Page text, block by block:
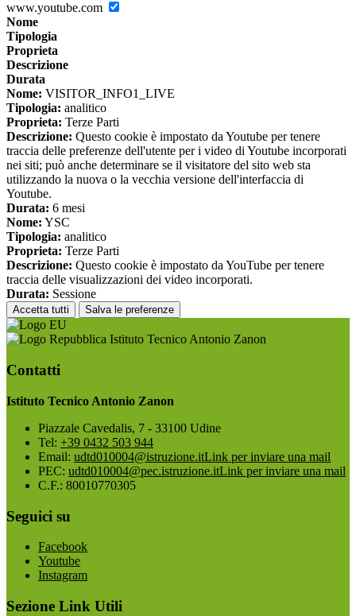
www.youtube.com
Nome
Tipologia
Proprieta
Descrizione
Durata
Nome: VISITOR_INFO1_LIVE
Tipologia: analitico
Proprieta: Terze Parti
Descrizione: Questo cookie è impostato da Youtube per tenere
traccia delle preferenze dell'utente per i video di Youtube incorporati
nei siti; può anche determinare se il visitatore del sito web sta
utilizzando la nuova o la vecchia versione dell'interfaccia di
Youtube.
Durata: 6 mesi
Nome: YSC
Tipologia: analitico
Proprieta: Terze Parti
Descrizione: Questo cookie è impostato da YouTube per tenere
traccia delle visualizzazioni dei video incorporati.
Durata: Sessione
Accetta tutti Salva le preferenze
Istituto Tecnico Antonio Zanon
Contatti
Istituto Tecnico Antonio Zanon
Piazzale Cavedalis, 7 - 33100 Udine
Tel: +39 0432 503 944
Email: udtd010004@istruzione.itLink per inviare una mail
PEC: udtd010004@pec.istruzione.itLink per inviare una mail
C.F.: 80010770305
Seguici su
Facebook
Youtube
Instagram
Sezione Link Utili